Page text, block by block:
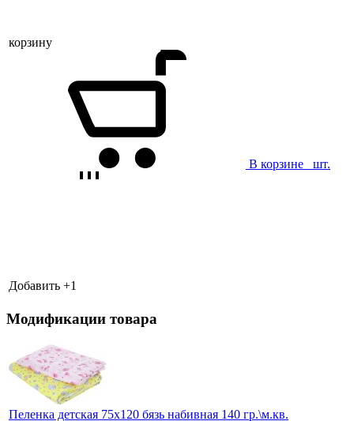
корзину
В корзине шт.
Добавить +1
Модификации товара
Пеленка детская 75х120 бязь набивная 140 гр.\м.кв.